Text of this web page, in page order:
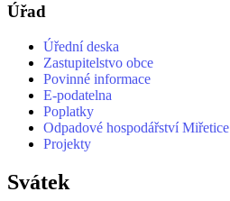
Úřad
Úřední deska
Zastupitelstvo obce
Povinné informace
E-podatelna
Poplatky
Odpadové hospodářství Miřetice
Projekty
Svátek